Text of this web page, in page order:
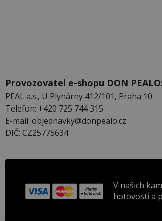
Provozovatel e-shopu DON
PEAL a.s., U Plynárny 412/101, Praha 10
Telefon: +420 725 744 315
E-mail: objednavky@donpealo.cz
DIČ: CZ25775634
V našich
hotovosti a